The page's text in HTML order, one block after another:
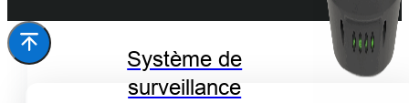
Système de
surveillance